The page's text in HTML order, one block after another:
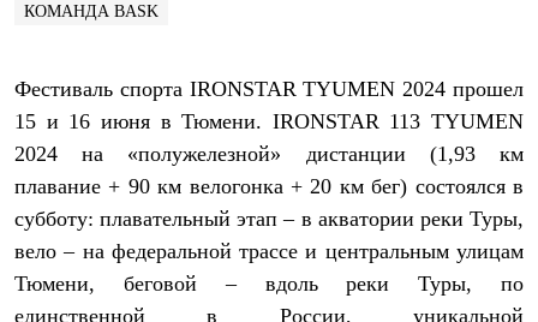
Комбинезоны
Брюки
Штормовая одежда
Куртки
Брюки
Куртки
Брюки
Флисовая одежда
Куртки
Брюки
КОМАНДА BASK
Фестиваль спорта IRONSTAR TYUMEN 2024 прошел
15 и 16 июня в Тюмени. IRONSTAR 113 TYUMEN
2024 на «полужелезной» дистанции (1,93 км
плавание + 90 км велогонка + 20 км бег) состоялся в
субботу: плавательный этап – в акватории реки Туры,
вело – на федеральной трассе и центральным улицам
Тюмени, беговой – вдоль реки Туры, по
единственной в России, уникальной